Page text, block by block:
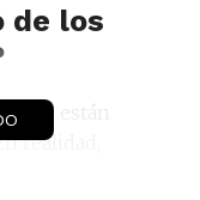
de los
no están
realidad,